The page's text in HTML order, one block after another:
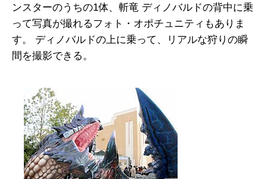
ンスターのうちの1体、斬竜 ディノバルドの背中に乗
って写真が撮れるフォト・オポチュニティもありま
す。 ディノバルドの上に乗って、リアルな狩りの瞬
間を撮影できる。